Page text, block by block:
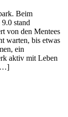
Beim
stand
von den Mentees
warten, bis etwas
ein
aktiv mit Leben